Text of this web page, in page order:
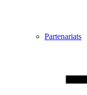
Partenariats